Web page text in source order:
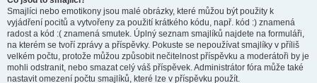
Smajlíci nebo emotikony jsou malé obrázky, které můžou být použity k
vyjádření pocitů a vytvořeny za použití krátkého kódu, např. kód :) znamená
radost a kód :( znamená smutek. Úplný seznam smajlíků najdete na formuláři,
na kterém se tvoří zprávy a příspěvky. Pokuste se nepoužívat smajlíky v příliš
velkém počtu, protože můžou způsobit nečitelnost příspěvku a moderátoři by je
mohli odstranit, nebo smazat celý váš příspěvek. Administrátor fóra může také
nastavit omezení počtu smajlíků, které lze v příspěvku použít.